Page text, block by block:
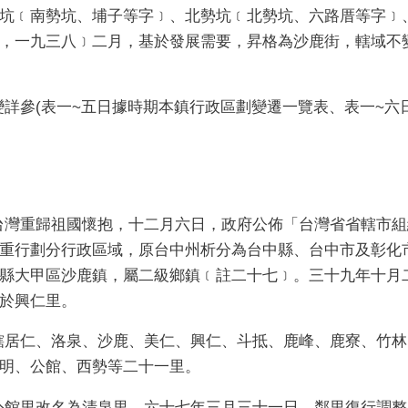
﹝南勢坑、埔子等字﹞、北勢坑﹝北勢坑、六路厝等字
一九三八﹞二月，基於發展需要，昇格為沙鹿街，轄域
(表一~五日據時期本鎮行政區劃變遷一覽表、表一~六
歸祖國懷抱，十二月六日，政府公佈「台灣省省轄市組
行劃分行政區域，原台中州析分為台中縣、台中市及彰
大甲區沙鹿鎮，屬二級鄉鎮﹝註二十七﹞。三十九年十
興仁里。
、洛泉、沙鹿、美仁、興仁、斗抵、鹿峰、鹿寮、竹林
、公館、西勢等二十一里。